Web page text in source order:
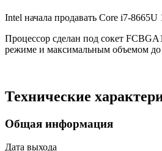
Intel начала продавать Core i7-
Процессор сделан под сокет
режиме и максимальным объемом до
Технические
Общая информация
Дата выхода